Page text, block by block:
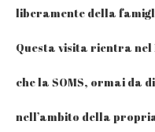
liberamente della
Questa visita rientra nel
che la SOMS, ormai da
nell’ambito della